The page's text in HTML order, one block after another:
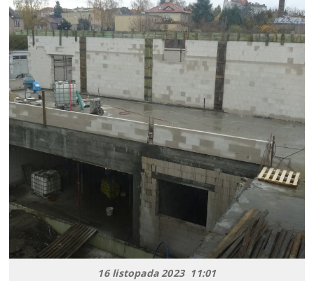
16 listopada 2023 11:01